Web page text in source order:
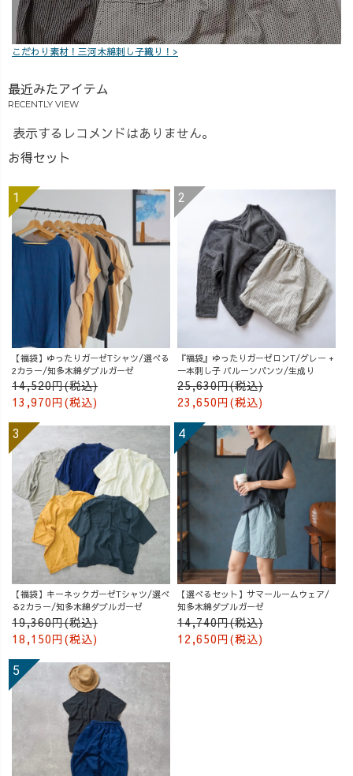
こだわり素材！三河木綿刺し子織り！>
最近みたアイテム
RECENTLY VIEW
表示するレコメンドはありません。
お得セット
【福袋】ゆったりガーゼTシャツ/選べる
2カラー/知多木綿ダブルガーゼ
14,520円(税込)
13,970円(税込)
『福袋』ゆったりガーゼロンT/グレー +
一本刺し子 バルーンパンツ/生成り
25,630円(税込)
23,650円(税込)
【福袋】キーネックガーゼTシャツ/選べ
る2カラー/知多木綿ダブルガーゼ
19,360円(税込)
18,150円(税込)
【選べるセット】サマールームウェア/
知多木綿ダブルガーゼ
14,740円(税込)
12,650円(税込)